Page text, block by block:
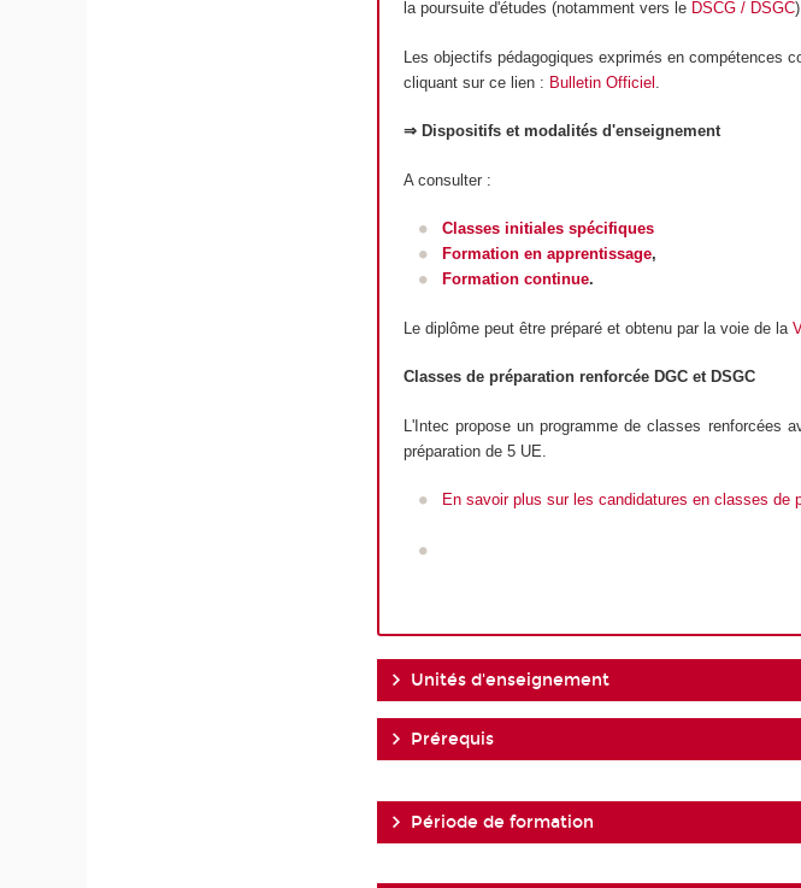
la poursuite d'études (notamment vers le DSCG / DSGC
Les objectifs pédagogiques exprimés en compétences
cliquant sur ce lien : Bulletin Officiel
⇒ Dispositifs et modalités d'enseignement
A consulter :
Classes initiales spécifiques
Formation en apprentissage,
Formation continue.
Le diplôme peut être préparé et obtenu par la voie de la
Classes de préparation renforcée DGC et DSGC
L'Intec propose un programme de classes renforcées
préparation de 5 UE.
En savoir plus sur les candidatures en classes de
Unités d'enseignement
Prérequis
Période de formation